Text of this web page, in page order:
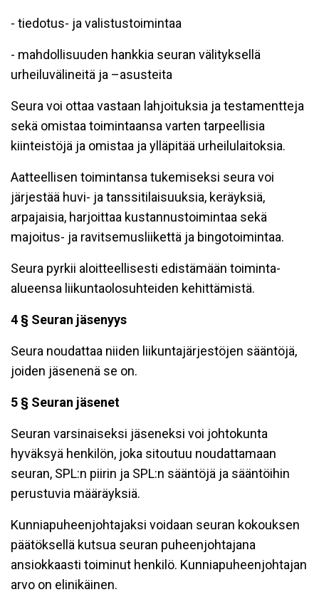
- tiedotus- ja valistustoimintaa
- mahdollisuuden hankkia seuran välityksellä
urheiluvälineitä ja –asusteita
Seura voi ottaa vastaan lahjoituksia ja testamentteja
sekä omistaa toimintaansa varten tarpeellisia
kiinteistöjä ja omistaa ja ylläpitää urheilulaitoksia.
Aatteellisen toimintansa tukemiseksi seura voi
järjestää huvi- ja tanssitilaisuuksia, keräyksiä,
arpajaisia, harjoittaa kustannustoimintaa sekä
majoitus- ja ravitsemusliikettä ja bingotoimintaa.
Seura pyrkii aloitteellisesti edistämään toiminta-
alueensa liikuntaolosuhteiden kehittämistä.
4 § Seuran jäsenyys
Seura noudattaa niiden liikuntajärjestöjen sääntöjä,
joiden jäsenenä se on.
5 § Seuran jäsenet
Seuran varsinaiseksi jäseneksi voi johtokunta
hyväksyä henkilön, joka sitoutuu noudattamaan
seuran, SPL:n piirin ja SPL:n sääntöjä ja sääntöihin
perustuvia määräyksiä.
Kunniapuheenjohtajaksi voidaan seuran kokouksen
päätöksellä kutsua seuran puheenjohtajana
ansiokkaasti toiminut henkilö. Kunniapuheenjohtajan
arvo on elinikäinen.